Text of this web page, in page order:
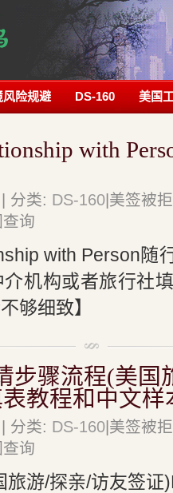
风险规避 DS-160 美国
with
分类: DS-160 |美签被
询
with Person随
机构或者旅行社
够细致】
步骤流程(美国
教程和中文样
分类: DS-160 |美签被
询
旅游/探亲/访友签